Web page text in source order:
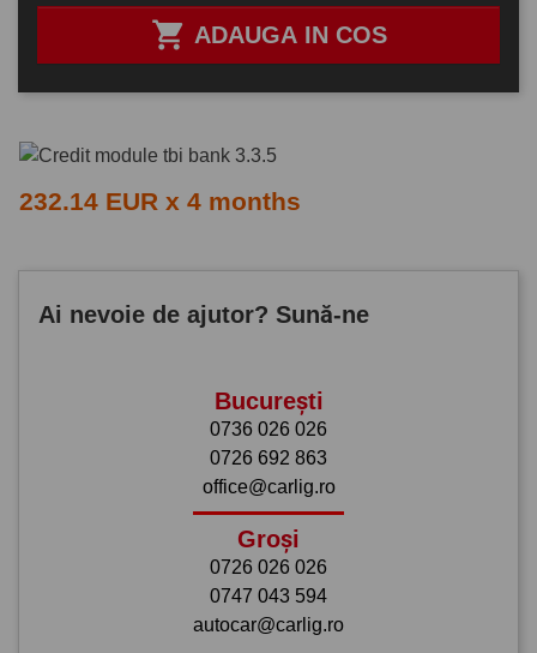
 ADAUGA IN COS
232.14 EUR x 4 months
Ai nevoie de ajutor? Sună-ne
București
0736 026 026
0726 692 863
office@carlig.ro
Groși
0726 026 026
0747 043 594
autocar@carlig.ro